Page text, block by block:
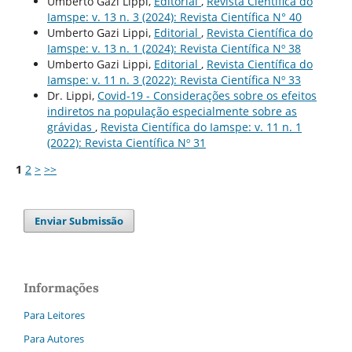
Iamspe: v. 13 n. 3 (2024): Revista Científica N° 40
Umberto Gazi Lippi, Editorial , Revista Científica do
Iamspe: v. 13 n. 1 (2024): Revista Científica Nº 38
Umberto Gazi Lippi, Editorial , Revista Científica do
Iamspe: v. 11 n. 3 (2022): Revista Científica Nº 33
Dr. Lippi, Covid-19 - Considerações sobre os efeitos
indiretos na população especialmente sobre as
grávidas , Revista Científica do Iamspe: v. 11 n. 1
(2022): Revista Científica Nº 31
1 2 > >>
Enviar Submissão
Informações
Para Leitores
Para Autores